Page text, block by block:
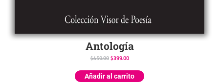
Antología
$450.00 $399.00
Añadir al carrito